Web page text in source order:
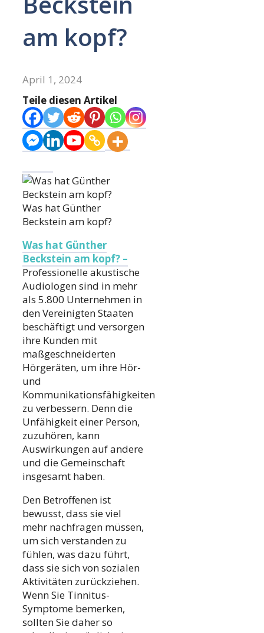
am kopf?
April 1, 2024
Teile diesen Artikel
Was hat Günther
Beckstein am kopf?
Was hat Günther
Beckstein am kopf? –
Professionelle akustische
Audiologen sind in mehr
als 5.800 Unternehmen in
den Vereinigten Staaten
beschäftigt und versorgen
ihre Kunden mit
maßgeschneiderten
Hörgeräten, um ihre Hör-
und
Kommunikationsfähigkeiten
zu verbessern. Denn die
Unfähigkeit einer Person,
zuzuhören, kann
Auswirkungen auf andere
und die Gemeinschaft
insgesamt haben.
Den Betroffenen ist
bewusst, dass sie viel
mehr nachfragen müssen,
um sich verstanden zu
fühlen, was dazu führt,
dass sie sich von sozialen
Aktivitäten zurückziehen.
Wenn Sie Tinnitus-
Symptome bemerken,
sollten Sie daher so